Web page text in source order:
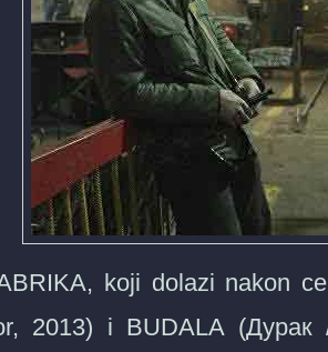
koji dolazi nakon
2013) i BUDALA